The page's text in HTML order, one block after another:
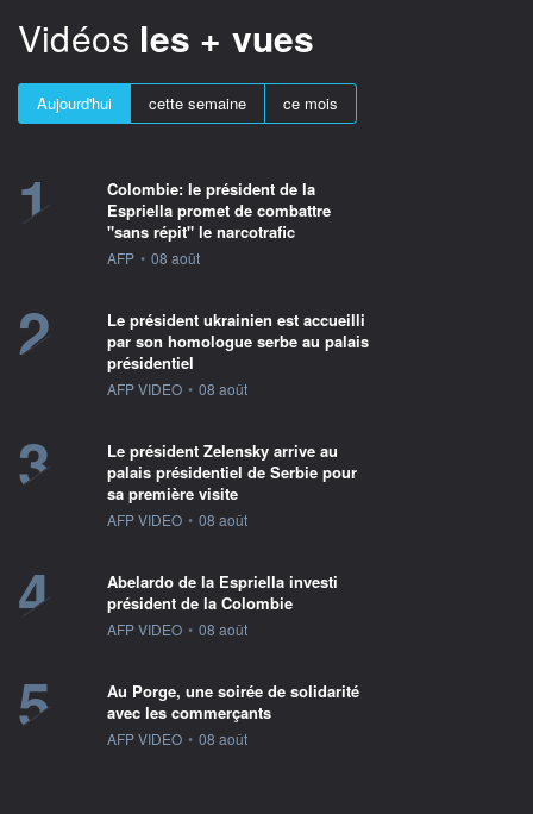
Vidéos les + vues
Aujourd'hui cette semaine ce mois
1
Colombie: le président de la
Espriella promet de combattre
"sans répit" le narcotrafic
information fournie par
AFP • 08 août
2
Le président ukrainien est accueilli
par son homologue serbe au palais
présidentiel
information fournie par
AFP VIDEO • 08 août
3
Le président Zelensky arrive au
palais présidentiel de Serbie pour
sa première visite
information fournie par
AFP VIDEO • 08 août
4
Abelardo de la Espriella investi
président de la Colombie
information fournie par
AFP VIDEO • 08 août
5
Au Porge, une soirée de solidarité
avec les commerçants
information fournie par
AFP VIDEO • 08 août